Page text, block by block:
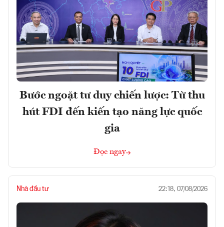
Bước ngoặt tư duy chiến lược: Từ thu
hút FDI đến kiến tạo năng lực quốc
gia
Đọc ngay
Nhà đầu tư 22:18, 07/08/2026